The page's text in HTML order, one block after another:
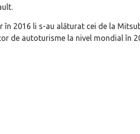
în 2016 li s-au alăturat cei de la
de autoturisme la nivel mondial în